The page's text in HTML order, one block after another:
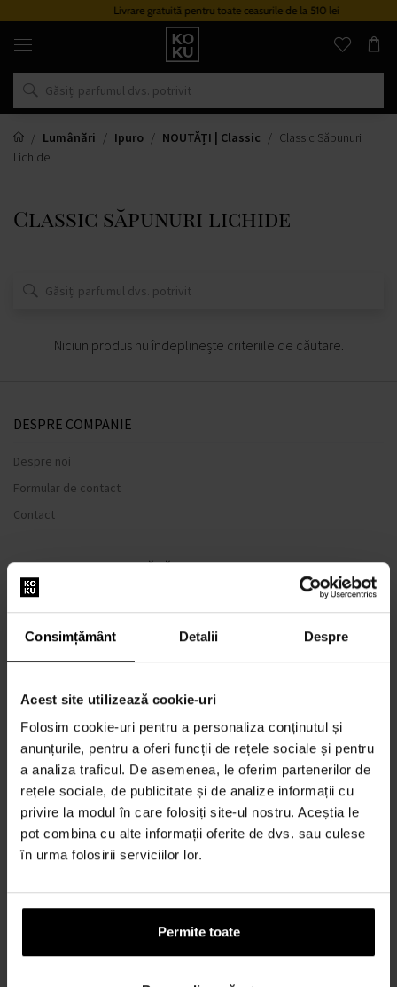
Consimțământ Detalii Despre
Acest site utilizează cookie-uri
Folosim cookie-uri pentru a personaliza conținutul și
anunțurile, pentru a oferi funcții de rețele sociale și pentru
a analiza traficul. De asemenea, le oferim partenerilor de
rețele sociale, de publicitate și de analize informații cu
privire la modul în care folosiți site-ul nostru. Aceștia le
pot combina cu alte informații oferite de dvs. sau culese
în urma folosirii serviciilor lor.
Permite toate
Livrare gratuită pentru toate ceasurile de la 510 lei
Parfumuri
ceasuri
originale
într-
singur
loc
Lumânări Ipuro NOUTĂȚI | Classic
Classic Săpunuri
Lichide
Classic săpunuri lichide
Niciun produs nu îndeplinește criteriile de căutare.
DESPRE COMPANIE
Despre noi
Formular de contact
Contact
TOTUL DESPRE CUMPĂRĂTURI
Termeni și condiții
Politica de Confidențialitate
Când voi primi produsele comandate?
De ce parfumuri de la noi?
Rezistenta la apa
Ce este un tester de parfum?
Doar parfumuri originale
De ce să vă înregistrați la noi?